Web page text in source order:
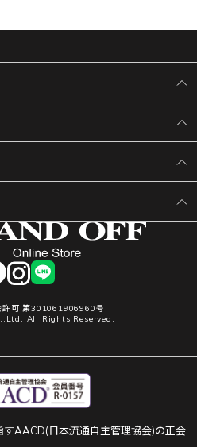
instagram
LINE
許可 第301061906960号
All Rights Reserved.
AACD(日本流通自主管理協会)の正会